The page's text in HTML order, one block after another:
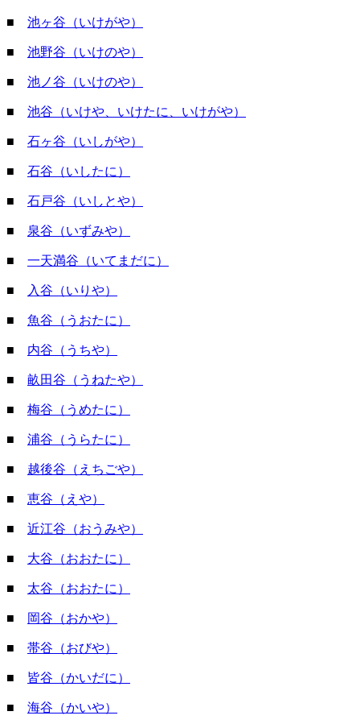
■ 池ヶ谷（いけがや）
■ 池野谷（いけのや）
■ 池ノ谷（いけのや）
■ 池谷（いけや、いけたに、いけがや）
■ 石ヶ谷（いしがや）
■ 石谷（いしたに）
■ 石戸谷（いしとや）
■ 泉谷（いずみや）
■ 一天満谷（いてまだに）
■ 入谷（いりや）
■ 魚谷（うおたに）
■ 内谷（うちや）
■ 畝田谷（うねたや）
■ 梅谷（うめたに）
■ 浦谷（うらたに）
■ 越後谷（えちごや）
■ 恵谷（えや）
■ 近江谷（おうみや）
■ 大谷（おおたに）
■ 太谷（おおたに）
■ 岡谷（おかや）
■ 帯谷（おびや）
■ 皆谷（かいだに）
■ 海谷（かいや）